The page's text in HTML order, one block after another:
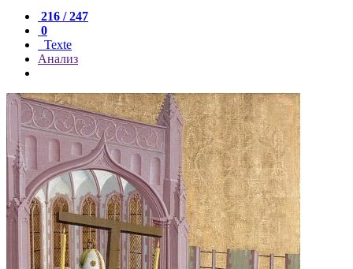
216 / 247
0
Texte
Анализ